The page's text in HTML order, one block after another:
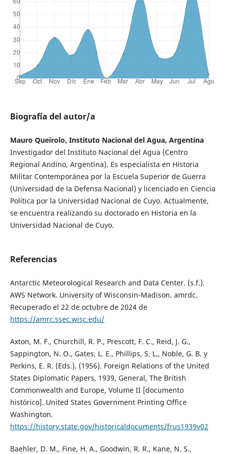
Biografía del autor/a
Mauro Queirolo, Instituto Nacional del Agua, Argentina
Investigador del Instituto Nacional del Agua (Centro
Regional Andino, Argentina). Es especialista en Historia
Militar Contemporánea por la Escuela Superior de Guerra
(Universidad de la Defensa Nacional) y licenciado en Ciencia
Política por la Universidad Nacional de Cuyo. Actualmente,
se encuentra realizando su doctorado en Historia en la
Universidad Nacional de Cuyo.
Referencias
Antarctic Meteorological Research and Data Center. (s.f.).
AWS Network. University of Wisconsin-Madison. amrdc.
Recuperado el 22 de octubre de 2024 de
https://amrc.ssec.wisc.edu/
Axton, M. F., Churchill, R. P., Prescott, F. C., Reid, J. G.,
Sappington, N. O., Gates, L. E., Phillips, S. L., Noble, G. B. y
Perkins, E. R. (Eds.). (1956). Foreign Relations of the United
States Diplomatic Papers, 1939, General, The British
Commonwealth and Europe, Volume II [documento
histórico]. United States Government Printing Office
Washington.
https://history.state.gov/historicaldocuments/frus1939v02
Baehler, D. M., Fine, H. A., Goodwin, R. R., Kane, N. S.,